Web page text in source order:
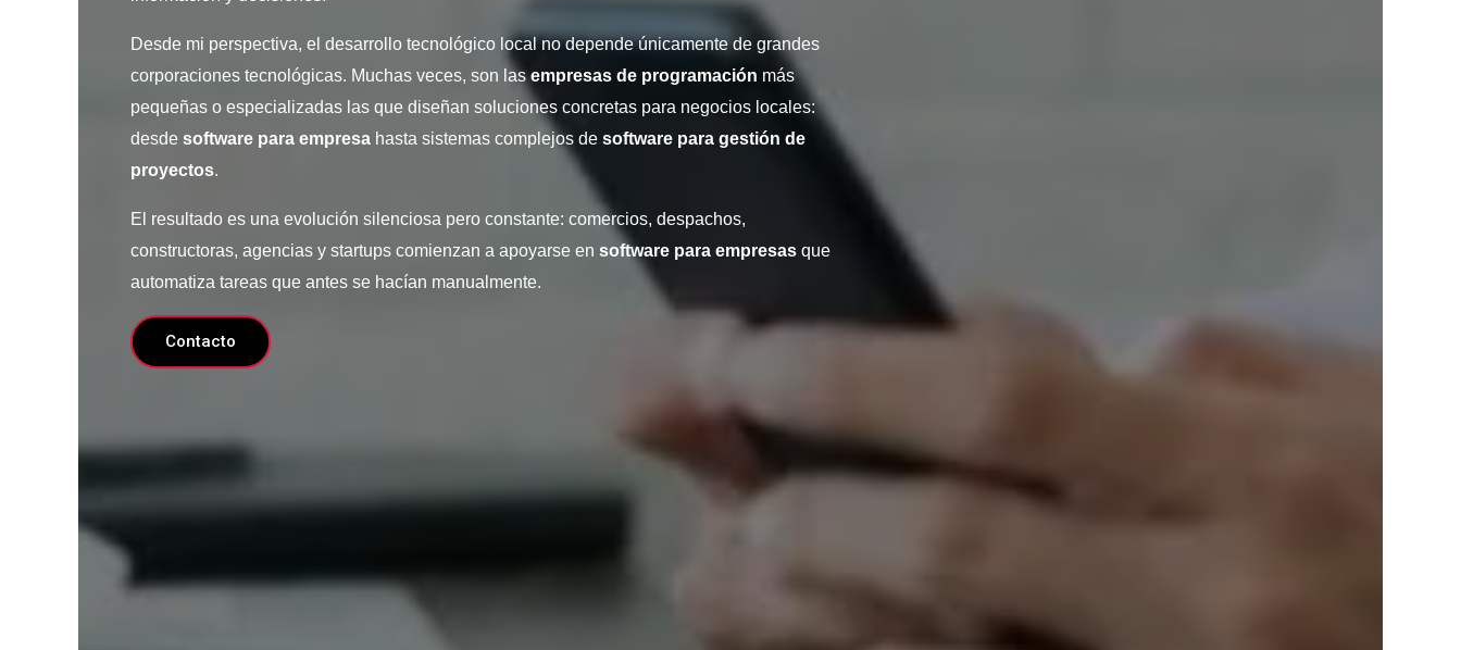
Desde mi perspectiva, el desarrollo tecnológico local no depende únicamente de grandes
corporaciones tecnológicas. Muchas veces, son lasempresas de programación más
pequeñas o especializadas las que diseñan soluciones concretas para negocios locales:
desde software para empresa hasta sistemas complejos de software para gestión de
proyectos.
El resultado es una evolución silenciosa pero constante: comercios, despachos,
constructoras, agencias y startups comienzan a apoyarse en software para empresas que
automatiza tareas que antes se hacían manualmente.
Contacto